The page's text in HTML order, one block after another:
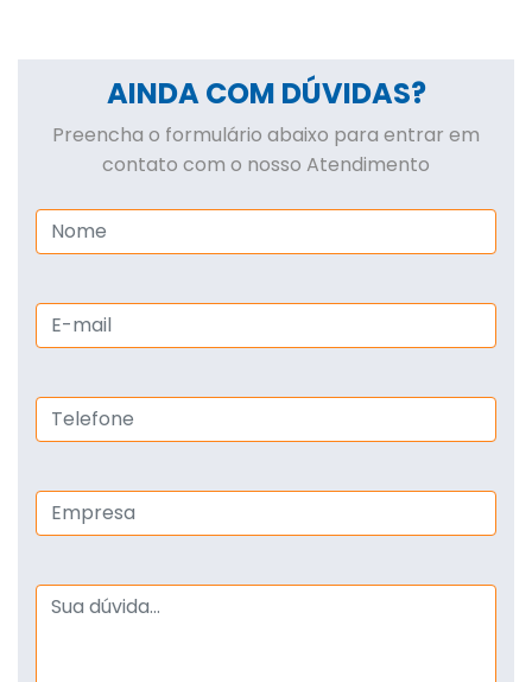
AINDA COM DÚVIDAS?
Preencha o formulário abaixo para entrar em
contato com o nosso Atendimento